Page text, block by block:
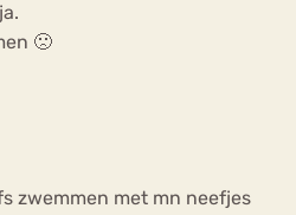
🙁
zwemmen met mn neefjes